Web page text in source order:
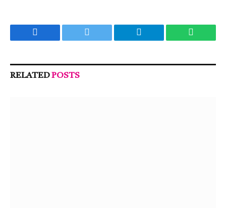
Facebook Twitter Telegram
RELATEDPOSTS